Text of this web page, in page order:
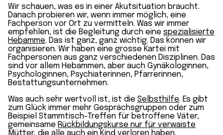
Wir schauen, was es in einer Akutsituation braucht.
Danach probieren wir, wenn immer möglich, eine
Fachperson vor Ort zu vermitteln. Was wir immer
empfehlen, ist die Begleitung durch eine spezialisierte
Hebamme. Das ist ganz, ganz wichtig. Das können wir
organisieren. Wir haben eine grosse Kartei mit
Fachpersonen aus ganz verschiedenen Disziplinen. Das
sind vor allem Hebammen, aber auch Gynäkologinnen,
Psychologinnen, Psychiaterinnen, Pfarrerinnen,
Bestattungsunternehmen.
Was auch sehr wertvoll ist, ist die Selbsthilfe. Es gibt
zum Glück immer mehr Gesprächsgruppen oder zum
Beispiel Stammtisch-Treffen für betroffene Väter,
gemeinsame Rückbildungskurse nur für verwaiste